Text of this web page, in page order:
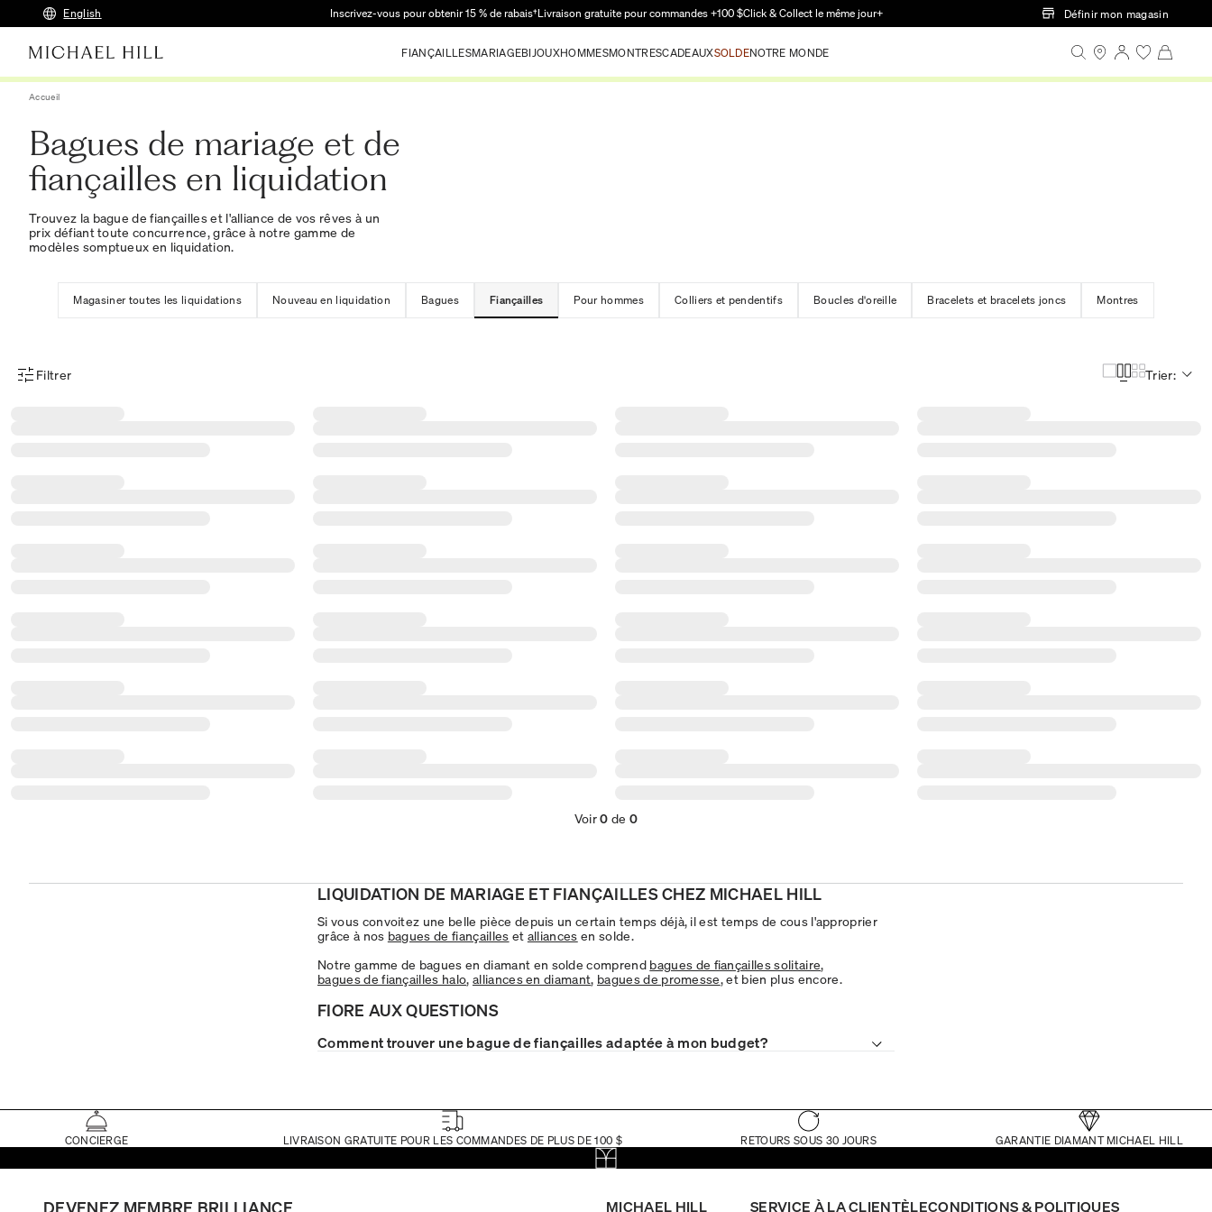
Passer au contenu principal
English Inscrivez-vous pour obtenir 15 % de rabais†Livraison gratuite pour commandes +100 $Click & Collect le même jour+ Définir mon magasin
FIANÇAILLESMARIAGEBIJOUXHOMMESMONTRESCADEAUXSOLDENOTRE MONDE
Accueil
Bagues de mariage et de
fiançailles en liquidation
Trouvez la bague de fiançailles et l'alliance de vos rêves à un
prix défiant toute concurrence, grâce à notre gamme de
modèles somptueux en liquidation.
Magasiner toutes les liquidations Nouveau en liquidation Bagues Fiançailles Pour hommes Colliers et pendentifs Boucles d'oreille Bracelets et bracelets joncs Montres
Menu des filtres d'articles
Filtrer Trier:
Voir0 de 0
LIQUIDATION DE MARIAGE ET FIANÇAILLES CHEZ MICHAEL HILL
Si vous convoitez une belle pièce depuis un certain temps déjà, il est temps de cous l'approprier
grâce à nos bagues de fiançailles et alliances en solde.
Notre gamme de bagues en diamant en solde comprend bagues de fiançailles solitaire,
bagues de fiançailles halo, alliances en diamant, bagues de promesse, et bien plus encore.
FIORE AUX QUESTIONS
Comment trouver une bague de fiançailles adaptée à mon budget?
CONCIERGE LIVRAISON GRATUITE POUR LES COMMANDES DE PLUS DE 100 $ RETOURS SOUS 30 JOURS GARANTIE DIAMANT MICHAEL HILL
MICHAEL HILL SERVICE À LA CLIENTÈLECONDITIONS & POLITIQUES
DEVENEZ MEMBRE BRILLIANCE